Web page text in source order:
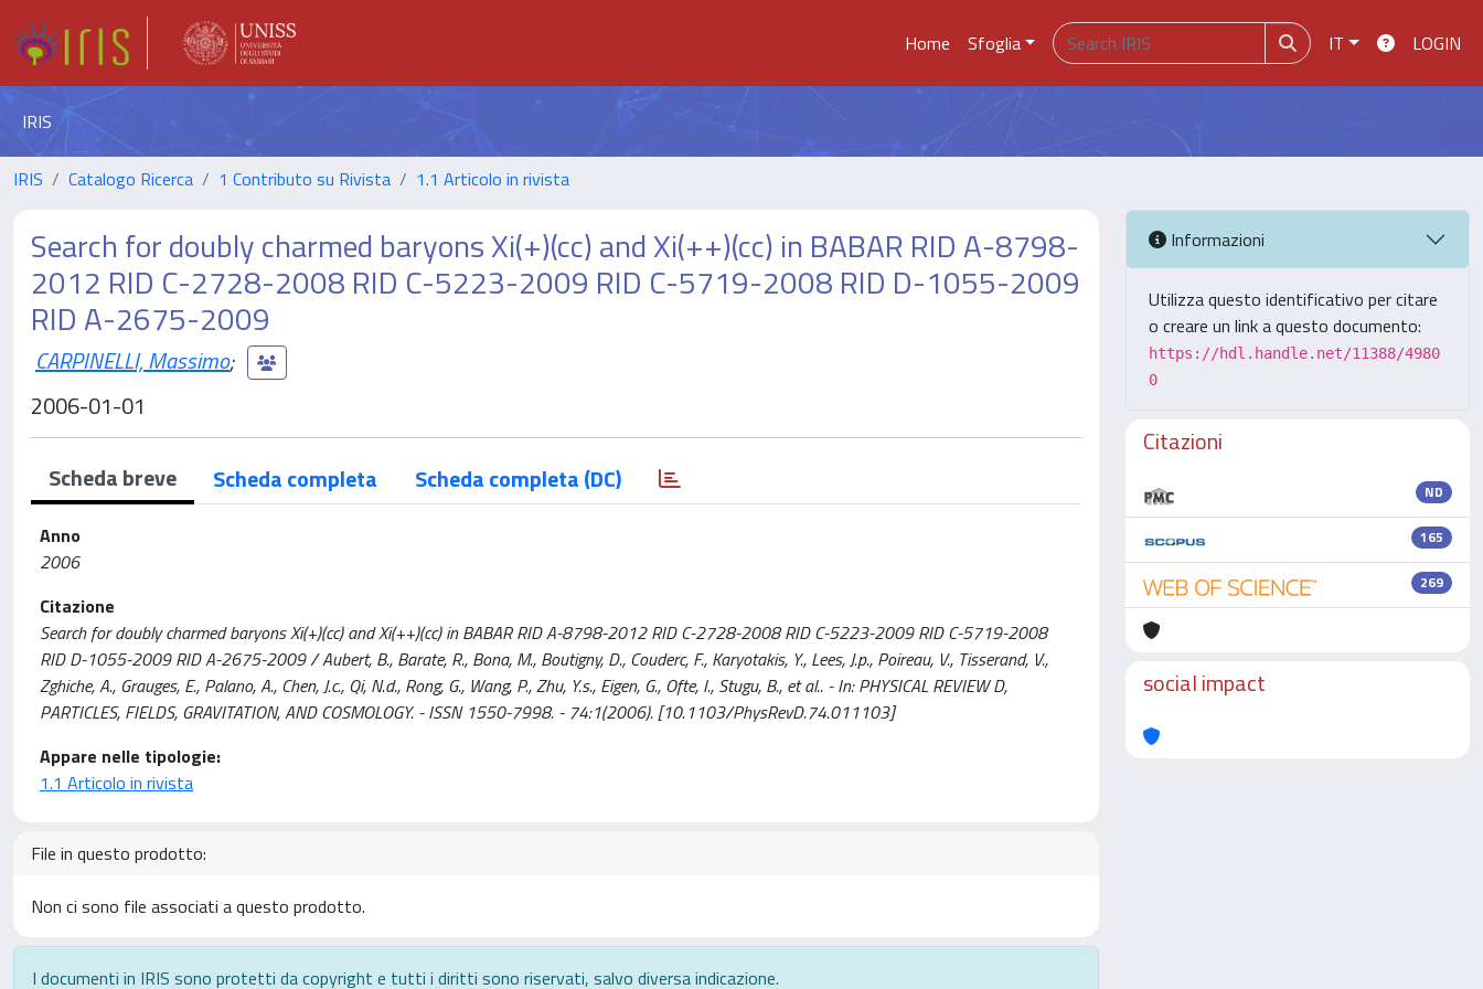
Home Sfoglia IT LOGIN
IRIS
IRIS Catalogo Ricerca 1 Contributo su Rivista 1.1 Articolo in rivista
Search for doubly charmed baryons Xi(+)(cc) and Xi(++)(cc) in BABAR RID A-8798-
2012 RID C-2728-2008 RID C-5223-2009 RID C-5719-2008 RID D-1055-2009
RID A-2675-2009
CARPINELLI, Massimo;
2006-01-01
Scheda breve Scheda completa Scheda completa (DC)
Anno
2006
Citazione
Search for doubly charmed baryons Xi(+)(cc) and Xi(++)(cc) in BABAR RID A-8798-2012 RID C-2728-2008 RID C-5223-2009 RID C-5719-2008
RID D-1055-2009 RID A-2675-2009 / Aubert, B., Barate, R., Bona, M., Boutigny, D., Couderc, F., Karyotakis, Y., Lees, J.p., Poireau, V., Tisserand, V.,
Zghiche, A., Grauges, E., Palano, A., Chen, J.c., Qi, N.d., Rong, G., Wang, P., Zhu, Y.s., Eigen, G., Ofte, I., Stugu, B., et al.. - In: PHYSICAL REVIEW D,
PARTICLES, FIELDS, GRAVITATION, AND COSMOLOGY. - ISSN 1550-7998. - 74:1(2006). [10.1103/PhysRevD.74.011103]
Appare nelle tipologie:
1.1 Articolo in rivista
File in questo prodotto:
Non ci sono file associati a questo prodotto.
I documenti in IRIS sono protetti da copyright e tutti i diritti sono riservati, salvo diversa indicazione.
Informazioni
Utilizza questo identificativo per citare
o creare un link a questo documento:
https://hdl.handle.net/11388/4980
0
Citazioni
ND
165
269
social impact